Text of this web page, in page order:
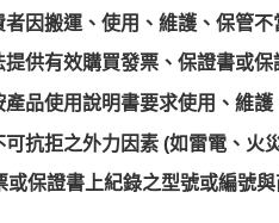
者因搬運、使用、維護、保管
提供有效購買發票、保證書或
產品使用說明書要求使用、維
可抗拒之外力因素 (如雷電、火
或保證書上紀錄之型號或編號